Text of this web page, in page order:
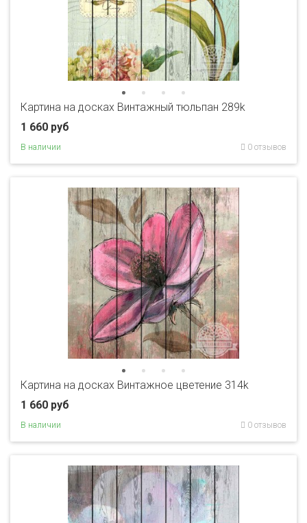
Картина на досках Винтажный тюльпан 289k
1 660 руб
В наличии 0 отзывов
Картина на досках Винтажное цветение 314k
1 660 руб
В наличии 0 отзывов